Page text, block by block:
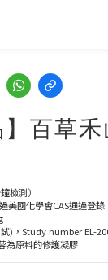
】百草
檢測）
美國化學會CAS通過登錄
)，Study number EL-
為原料的修護凝膠